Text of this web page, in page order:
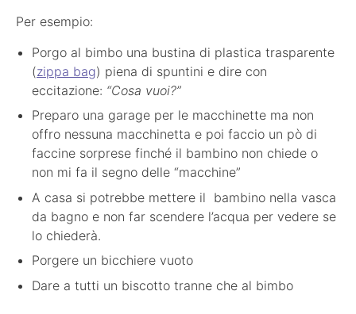
Per esempio:
Porgo al bimbo una bustina di plastica trasparente
(zippa bag) piena di spuntini e dire con
eccitazione: “Cosa vuoi?”
Preparo una garage per le macchinette ma non
offro nessuna macchinetta e poi faccio un pò di
faccine sorprese finché il bambino non chiede o
non mi fa il segno delle “macchine”
A casa si potrebbe mettere il bambino nella vasca
da bagno e non far scendere l’acqua per vedere se
lo chiederà.
Porgere un bicchiere vuoto
Dare a tutti un biscotto tranne che al bimbo